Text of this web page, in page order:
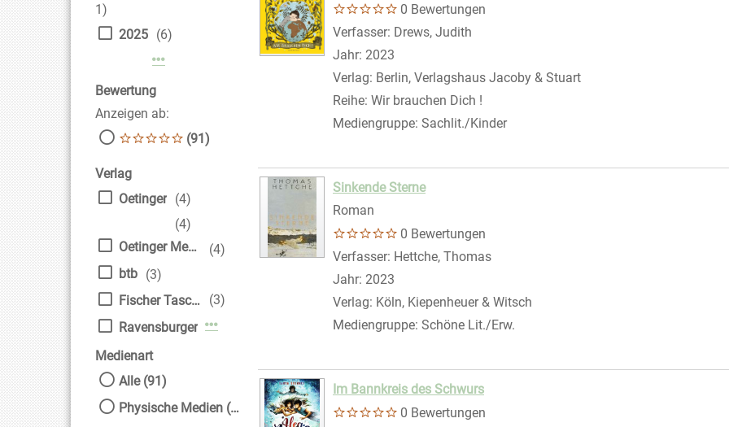
1)
2025 (6)
Mehr Jahr-Filter anzeigen
Bewertung
Anzeigen ab:
(91)
Verlag
Oetinger (4)
Oetinger Media GmbH
(4)
btb
(4)
Fischer Taschenbuch
(3)
Ravensburger
(3)
Mehr Verlag-Filter anzeigen
Medienart
Alle (91)
Physische Medien (91)
0 Bewertungen
Verfasser: Drews, Judith
Jahr: 2023
Verlag: Berlin, Verlagshaus Jacoby & Stuart
Reihe: Wir brauchen Dich !
Mediengruppe: Sachlit./Kinder
Sinkende Sterne
Roman
0 Bewertungen
Verfasser: Hettche, Thomas
Jahr: 2023
Verlag: Köln, Kiepenheuer & Witsch
Mediengruppe: Schöne Lit./Erw.
Im Bannkreis des Schwurs
0 Bewertungen